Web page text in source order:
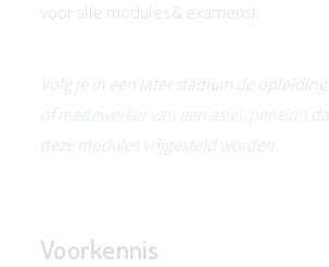
voor alle modules & examens).
Volg je in een later stadium de
of medewerker van een asiel/pension
deze modules vrijgesteld worden.
Voorkennis